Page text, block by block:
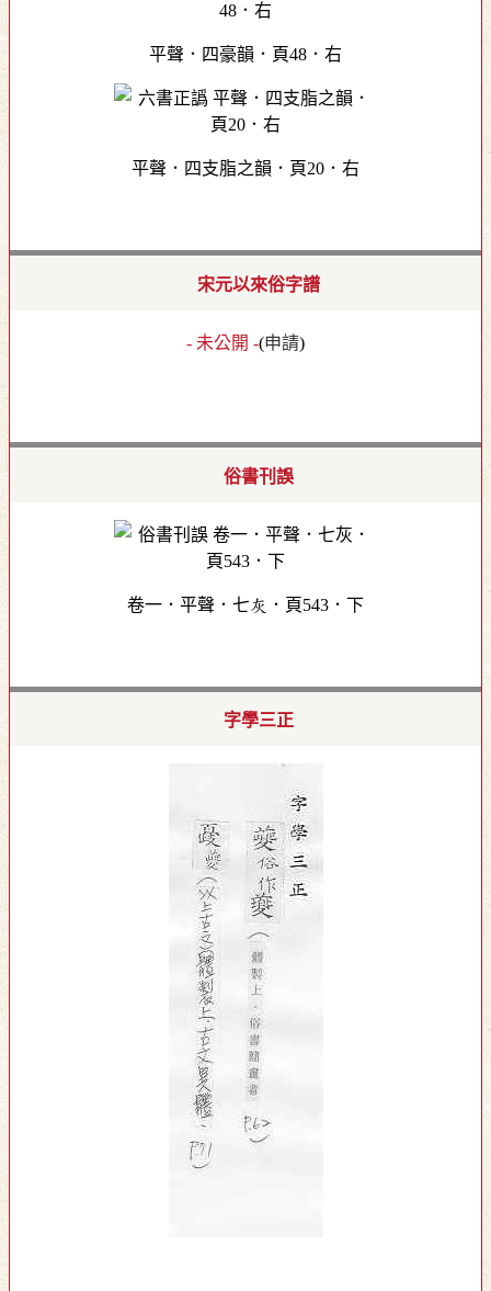
平聲．四豪韻．頁48．右
平聲．四支脂之韻．頁20．右
宋元以來俗字譜
- 未公開 -(申請)
俗書刊誤
卷一．平聲．七灰．頁543．下
字學三正